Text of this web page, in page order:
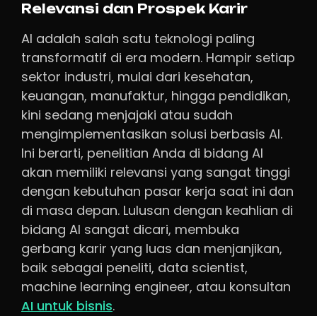
Relevansi dan Prospek Karir
AI adalah salah satu teknologi paling
transformatif di era modern. Hampir setiap
sektor industri, mulai dari kesehatan,
keuangan, manufaktur, hingga pendidikan,
kini sedang menjajaki atau sudah
mengimplementasikan solusi berbasis AI.
Ini berarti, penelitian Anda di bidang AI
akan memiliki relevansi yang sangat tinggi
dengan kebutuhan pasar kerja saat ini dan
di masa depan. Lulusan dengan keahlian di
bidang AI sangat dicari, membuka
gerbang karir yang luas dan menjanjikan,
baik sebagai peneliti, data scientist,
machine learning engineer, atau konsultan
AI untuk bisnis.